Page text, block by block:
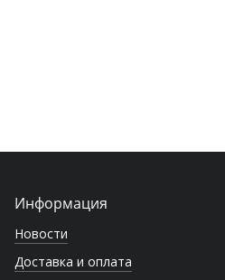
Информация
Новости
Доставка и оплата